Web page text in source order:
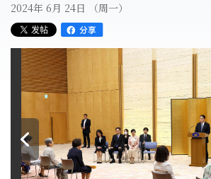
2024年 6月 24日 （周一）